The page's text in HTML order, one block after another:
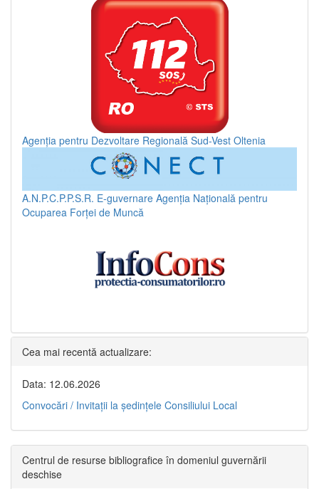
Agenția pentru Dezvoltare Regională Sud-Vest Oltenia
A.N.P.C.P.P.S.R. E-guvernare Agenția Națională pentru
Ocuparea Forței de Muncă
Cea mai recentă actualizare:
Data: 12.06.2026
Convocări / Invitaţii la şedinţele Consiliului Local
Centrul de resurse bibliografice în domeniul guvernării
deschise